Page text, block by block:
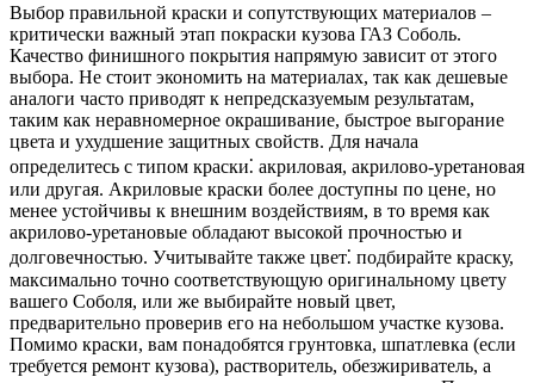
Выбор правильной краски и сопутствующих материалов –
критически важный этап покраски кузова ГАЗ Соболь.
Качество финишного покрытия напрямую зависит от этого
выбора. Не стоит экономить на материалах, так как дешевые
аналоги часто приводят к непредсказуемым результатам,
таким как неравномерное окрашивание, быстрое выгорание
цвета и ухудшение защитных свойств. Для начала
определитесь с типом краски⁚ акриловая, акрилово-уретановая
или другая. Акриловые краски более доступны по цене, но
менее устойчивы к внешним воздействиям, в то время как
акрилово-уретановые обладают высокой прочностью и
долговечностью. Учитывайте также цвет⁚ подбирайте краску,
максимально точно соответствующую оригинальному цвету
вашего Соболя, или же выбирайте новый цвет,
предварительно проверив его на небольшом участке кузова.
Помимо краски, вам понадобятся грунтовка, шпатлевка (если
требуется ремонт кузова), растворитель, обезжириватель, а